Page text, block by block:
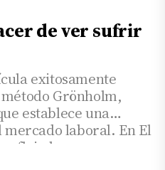
de ver sufrir
exitosamente
Grönholm,
establece una
laboral. En El